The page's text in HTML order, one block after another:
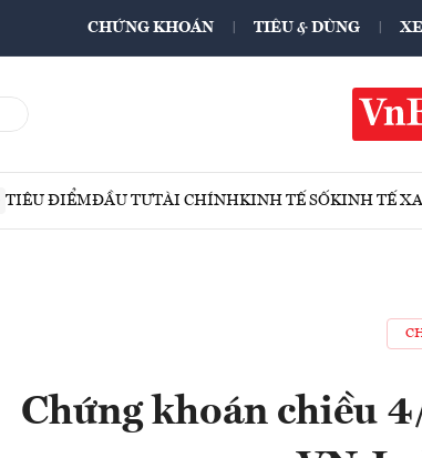
CHỨNG KHOÁN TIÊU & DÙNG XE
TIÊU ĐIỂMĐẦU TƯTÀI CHÍNHKINH TẾ SỐKINH TẾ
Chứng khoán chiều